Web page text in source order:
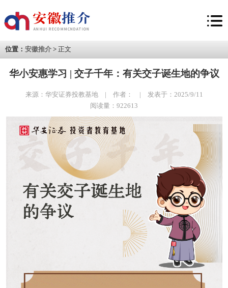
位置： 安徽推介 > 正文
华小安惠学习 | 交子千年：有关交子诞生地的争议
来源：华安证券投教基地 | 作者： | 发表于：2025/9/11
阅读量：922613